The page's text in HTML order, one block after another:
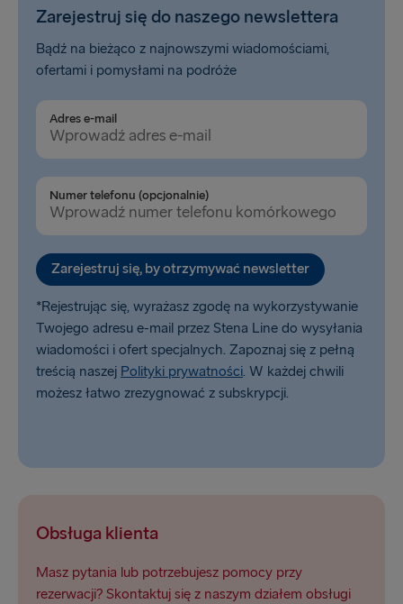
Zarejestruj się do naszego newslettera
Bądź na bieżąco z najnowszymi wiadomościami,
ofertami i pomysłami na podróże
Adres e-mail
Numer telefonu (opcjonalnie)
Zarejestruj się, by otrzymywać newsletter
*Rejestrując się, wyrażasz zgodę na wykorzystywanie
Twojego adresu e-mail przez Stena Line do wysyłania
wiadomości i ofert specjalnych. Zapoznaj się z pełną
treścią naszej Polityki prywatności. W każdej chwili
możesz łatwo zrezygnować z subskrypcji.
Obsługa klienta
Masz pytania lub potrzebujesz pomocy przy
rezerwacji? Skontaktuj się z naszym działem obsługi